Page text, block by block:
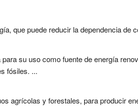
que puede reducir la dependencia
su uso como fuente de energía
fósiles. ...
agrícolas y forestales, para producir